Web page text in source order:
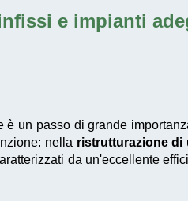
e impianti
un passo di grande
nella ristrutturazione di
da un'eccellente